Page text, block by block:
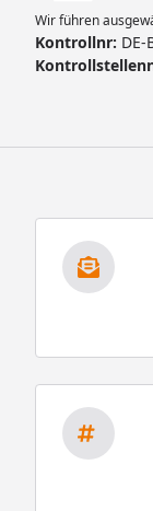
Wir führen
Kontrollnr: DE-